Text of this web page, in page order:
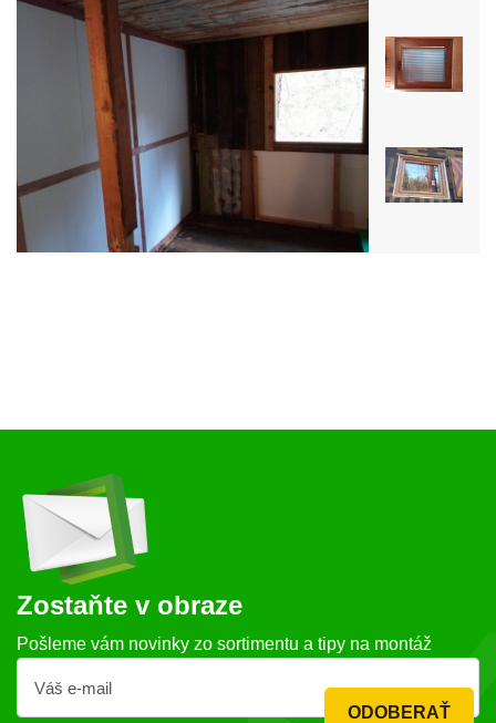
Zostaňte v obraze
Pošleme vám novinky zo sortimentu a tipy na montáž
ODOBERAŤ